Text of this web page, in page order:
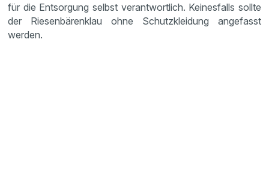
für die Entsorgung selbst verantwortlich. Keinesfalls sollte
der Riesenbärenklau ohne Schutzkleidung angefasst
werden.